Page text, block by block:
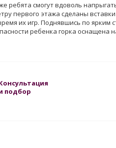
ребята смогут вдоволь
первого этажа сделаны
их игр. Поднявшись по ярким
ребенка горка оснащена
подбор